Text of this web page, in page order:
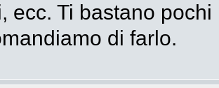
ecc. Ti bastano
di farlo.